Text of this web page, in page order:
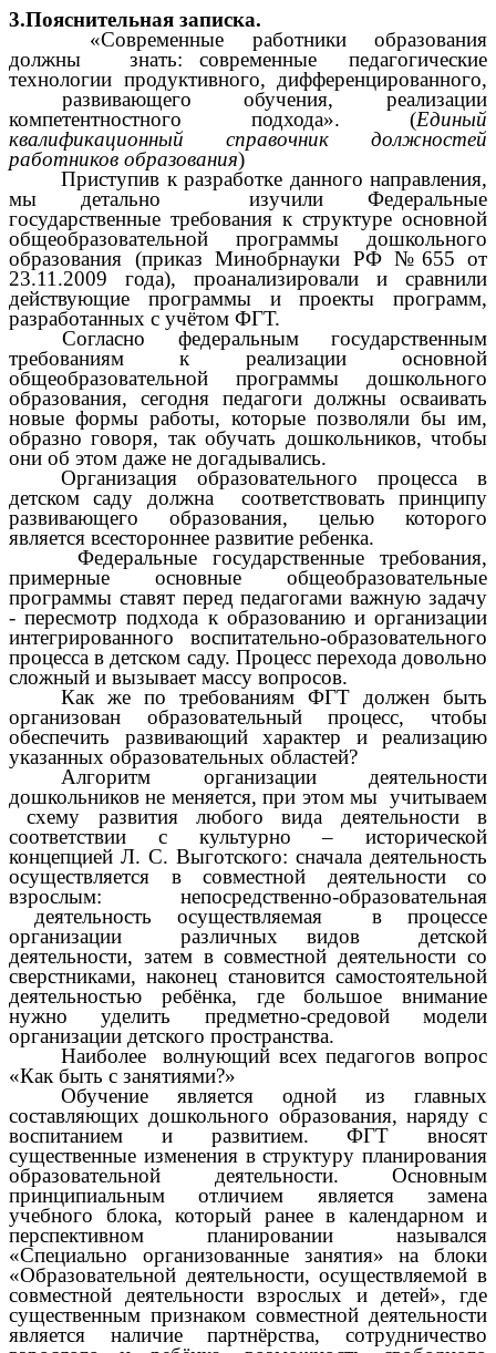
3.Пояснительная записка.
«Современные работники образования
должны знать: современные педагогические
технологии продуктивного, дифференцированного,
развивающего обучения, реализации
компетентностного подхода». (Единый
квалификационный справочник должностей
работников образования)
Приступив к разработке данного направления,
мы детально изучили Федеральные
государственные требования к структуре основной
общеобразовательной программы дошкольного
образования (приказ Минобрнауки РФ №655 от
23.11.2009 года), проанализировали и сравнили
действующие программы и проекты программ,
разработанных с учётом ФГТ.
Согласно федеральным государственным
требованиям к реализации основной
общеобразовательной программы дошкольного
образования, сегодня педагоги должны осваивать
новые формы работы, которые позволяли бы им,
образно говоря, так обучать дошкольников, чтобы
они об этом даже не догадывались.
Организация образовательного процесса в
детском саду должна соответствовать принципу
развивающего образования, целью которого
является всестороннее развитие ребенка.
Федеральные государственные требования,
примерные основные общеобразовательные
программы ставят перед педагогами важную задачу
- пересмотр подхода к образованию и организации
интегрированного воспитательно-образовательного
процесса в детском саду. Процесс перехода довольно
сложный и вызывает массу вопросов.
Как же по требованиям ФГТ должен быть
организован образовательный процесс, чтобы
обеспечить развивающий характер и реализацию
указанных образовательных областей?
Алгоритм организации деятельности
дошкольников не меняется, при этом мы учитываем
схему развития любого вида деятельности в
соответствии с культурно – исторической
концепцией Л. С. Выготского: сначала деятельность
осуществляется в совместной деятельности со
взрослым: непосредственно-образовательная
деятельность осуществляемая в процессе
организации различных видов детской
деятельности, затем в совместной деятельности со
сверстниками, наконец становится самостоятельной
деятельностью ребёнка, где большое внимание
нужно уделить предметно-средовой модели
организации детского пространства.
Наиболее волнующий всех педагогов вопрос
«Как быть с занятиями?»
Обучение является одной из главных
составляющих дошкольного образования, наряду с
воспитанием и развитием. ФГТ вносят
существенные изменения в структуру планирования
образовательной деятельности. Основным
принципиальным отличием является замена
учебного блока, который ранее в календарном и
перспективном планировании назывался
«Специально организованные занятия» на блоки
«Образовательной деятельности, осуществляемой в
совместной деятельности взрослых и детей», где
существенным признаком совместной деятельности
является наличие партнёрства, сотрудничество